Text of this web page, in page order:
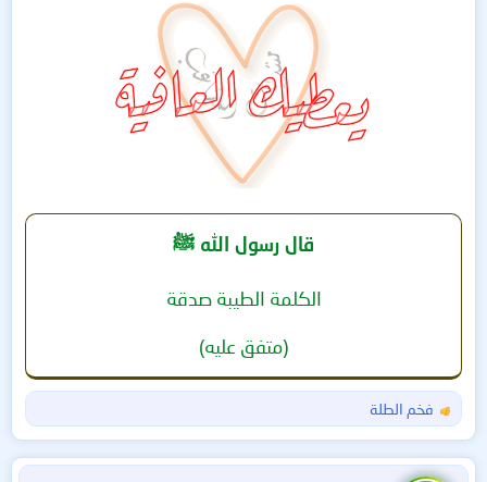
قال رسول الله ﷺ
الكلمة الطيبة صدقة
(متفق عليه)
ل
ت
فخم الطلة